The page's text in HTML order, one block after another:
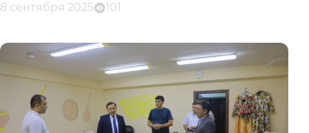
8 сентября 2025 101